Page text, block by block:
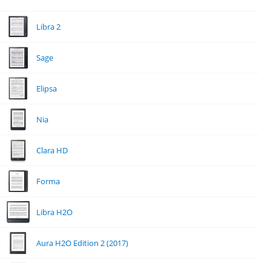
Libra 2
Sage
Elipsa
Nia
Clara HD
Forma
Libra H2O
Aura H2O Edition 2 (2017)